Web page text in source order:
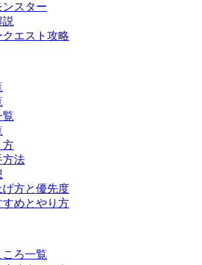
ンスター
エスト攻略
覧
方
方法
方と優先度
めとやり方
ろ一覧